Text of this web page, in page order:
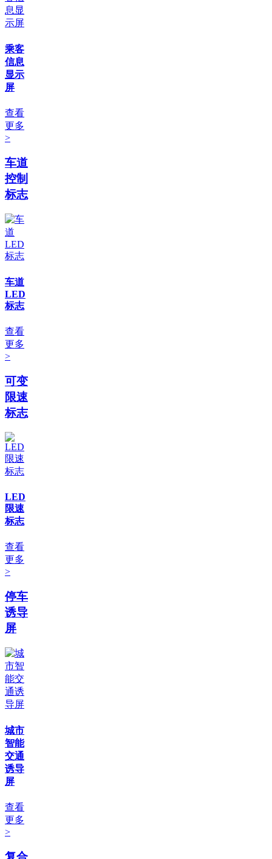
乘客
信息
显示
屏
查看
更多
>
车道
控制
标志
车道
LED
标志
查看
更多
>
可变
限速
标志
LED
限速
标志
查看
更多
>
停车
诱导
屏
城市
智能
交通
诱导
屏
查看
更多
>